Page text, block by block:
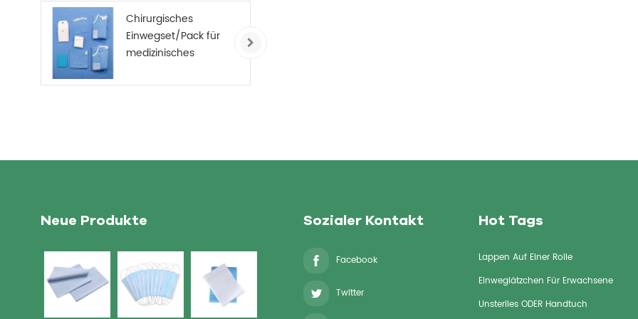
Chirurgisches
Einwegset/Pack für
medizinisches
Neue Produkte Sozialer Kontakt
Facebook
Twitter
Hot Tags
Lappen Auf Einer Rolle
Einweglätzchen Für Erwachsene
Unsteriles ODER Handtuch